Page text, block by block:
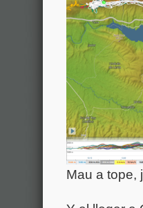
Mau a tope,